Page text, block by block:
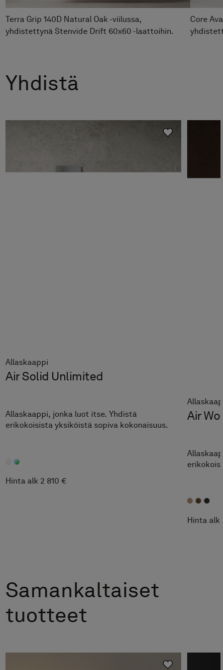
Terra Grip 140D Natural Oak -viilussa,
yhdistettynä Stenvide Drift 60x60 -laattoihin.
Core
Yhdistä
Allaskaappi
Air Solid Unlimited
Allaskaappi, jonka luot itse. Yhdistä
erikokoisista yksiköistä sopiva kokonaisuus.
Hinta alk 2 810 €
Air
Hinta alk
Samankaltaiset
tuotteet